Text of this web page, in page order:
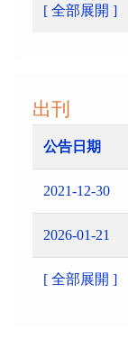
[ 全部展開 ]
出刊
公告日期
2021-12-30
2026-01-21
[ 全部展開 ]